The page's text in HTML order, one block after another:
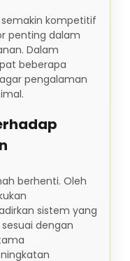
kompetitif
penting dalam
Dalam
beberapa
pengalaman
berhenti. Oleh
sistem yang
dengan